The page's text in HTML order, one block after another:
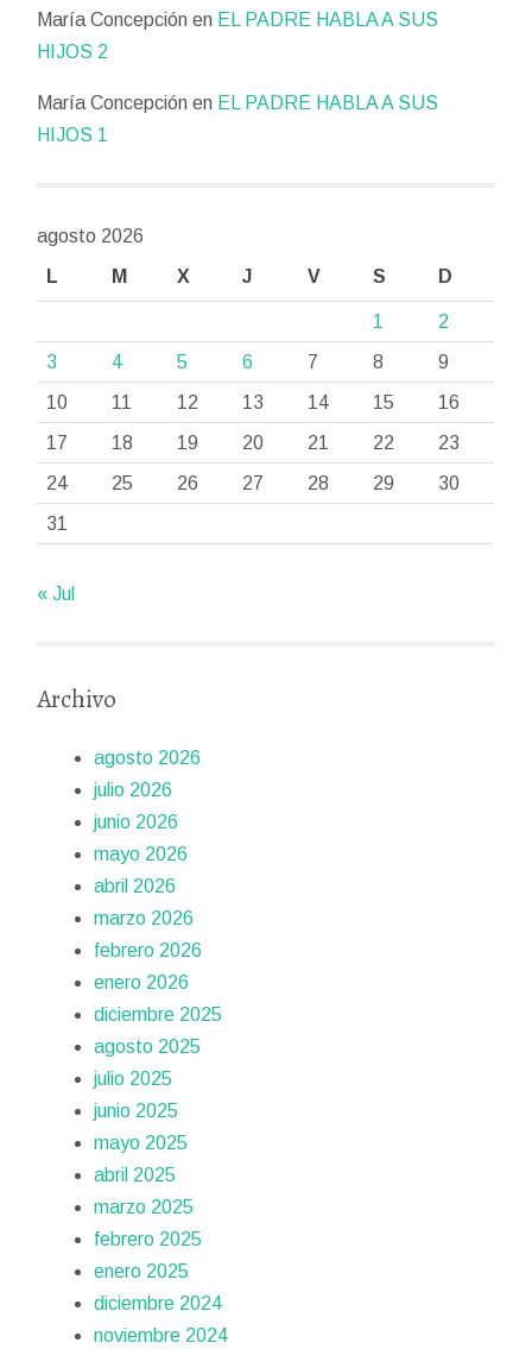
María Concepción en EL PADRE HABLA A SUS
HIJOS 2
María Concepción en EL PADRE HABLA A SUS
HIJOS 1
agosto 2026
L
M X J V S D
1
2
3
4 5 6 7 8
9
10
11 12 13 14 15
16
17
18 19 20 21 22
23
24
25 26 27 28 29
30
31
« Jul
Archivo
agosto 2026
julio 2026
junio 2026
mayo 2026
abril 2026
marzo 2026
febrero 2026
enero 2026
diciembre 2025
agosto 2025
julio 2025
junio 2025
mayo 2025
abril 2025
marzo 2025
febrero 2025
enero 2025
diciembre 2024
noviembre 2024